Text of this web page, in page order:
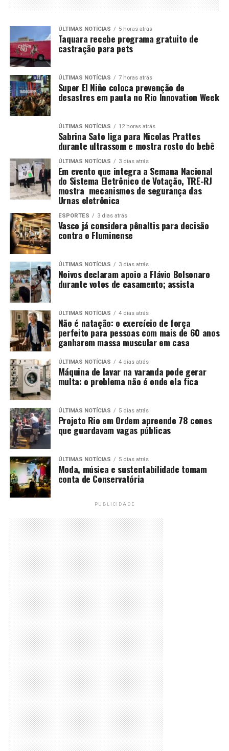
ÚLTIMAS NOTÍCIAS 5 horas atrás
Taquara recebe programa gratuito de
castração para pets
ÚLTIMAS NOTÍCIAS 7 horas atrás
Super El Niño coloca prevenção de
desastres em pauta no Rio Innovation Week
ÚLTIMAS NOTÍCIAS 12 horas atrás
Sabrina Sato liga para Nicolas Prattes
durante ultrassom e mostra rosto do bebê
ÚLTIMAS NOTÍCIAS 3 dias atrás
Em evento que integra a Semana Nacional
do Sistema Eletrônico de Votação, TRE-RJ
mostra mecanismos de segurança das
Urnas eletrônica
ESPORTES 3 dias atrás
Vasco já considera pênaltis para decisão
contra o Fluminense
ÚLTIMAS NOTÍCIAS 3 dias atrás
Noivos declaram apoio a Flávio Bolsonaro
durante votos de casamento; assista
ÚLTIMAS NOTÍCIAS 4 dias atrás
Não é natação: o exercício de força
perfeito para pessoas com mais de 60 anos
ganharem massa muscular em casa
ÚLTIMAS NOTÍCIAS 4 dias atrás
Máquina de lavar na varanda pode gerar
multa: o problema não é onde ela fica
ÚLTIMAS NOTÍCIAS 5 dias atrás
Projeto Rio em Ordem apreende 78 cones
que guardavam vagas públicas
ÚLTIMAS NOTÍCIAS 5 dias atrás
Moda, música e sustentabilidade tomam
conta de Conservatória
PUBLICIDADE